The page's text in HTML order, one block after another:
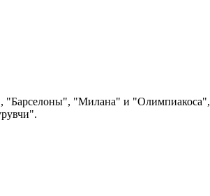
"Милана" и "Олимпиакоса",